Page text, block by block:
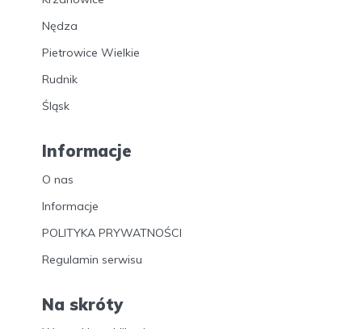
Nędza
Pietrowice Wielkie
Rudnik
Śląsk
Informacje
O nas
Informacje
POLITYKA PRYWATNOŚCI
Regulamin serwisu
Na skróty